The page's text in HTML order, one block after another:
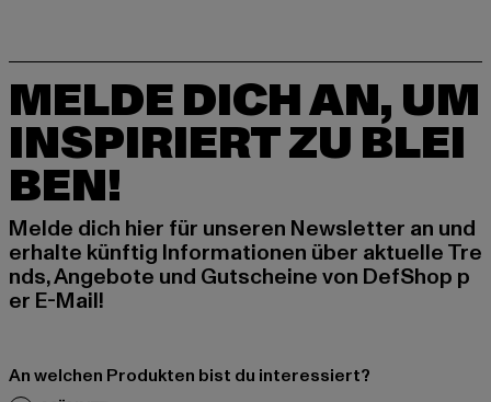
MELDE DICH AN, UM
INSPIRIERT ZU BLEI
BEN!
Melde dich hier für unseren Newsletter an und
erhalte künftig Informationen über aktuelle Tre
nds, Angebote und Gutscheine von DefShop p
er E-Mail!
An welchen Produkten bist du interessiert?